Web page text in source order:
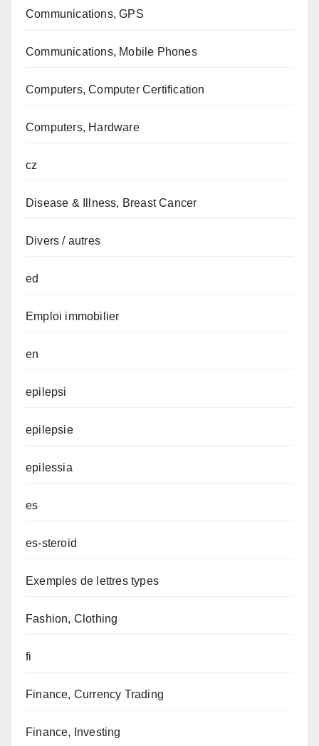
Communications, GPS
Communications, Mobile Phones
Computers, Computer Certification
Computers, Hardware
cz
Disease & Illness, Breast Cancer
Divers / autres
ed
Emploi immobilier
en
epilepsi
epilepsie
epilessia
es
es-steroid
Exemples de lettres types
Fashion, Clothing
fi
Finance, Currency Trading
Finance, Investing